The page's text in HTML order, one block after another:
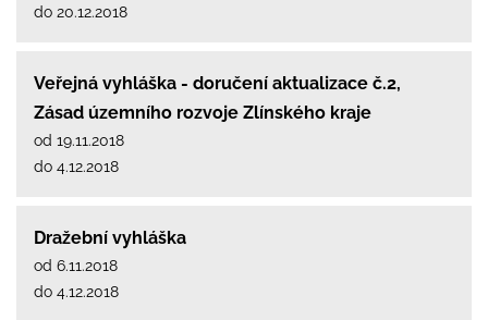
do 20.12.2018
Veřejná vyhláška - doručení aktualizace č.2,
Zásad územního rozvoje Zlínského kraje
od 19.11.2018
do 4.12.2018
Dražební vyhláška
od 6.11.2018
do 4.12.2018